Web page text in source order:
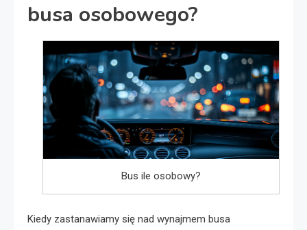
busa osobowego?
Bus ile osobowy?
Kiedy zastanawiamy się nad wynajmem busa